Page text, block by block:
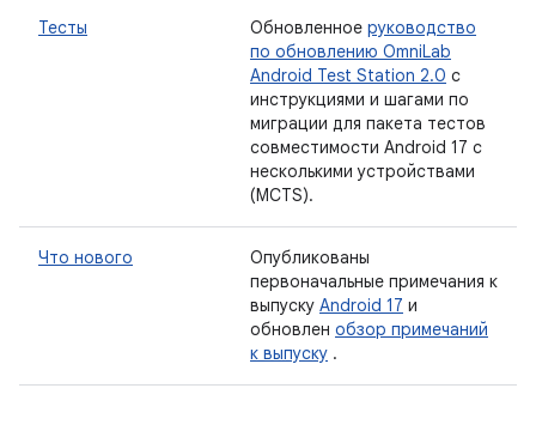
Тесты Обновленное руководство
по обновлению OmniLab
Android Test Station 2.0 с
инструкциями и шагами по
миграции для пакета тестов
совместимости Android 17 с
несколькими устройствами
(MCTS).
Что нового
Опубликованы
первоначальные примечания к
выпуску Android 17 и
обновлен обзор примечаний
к выпуску .